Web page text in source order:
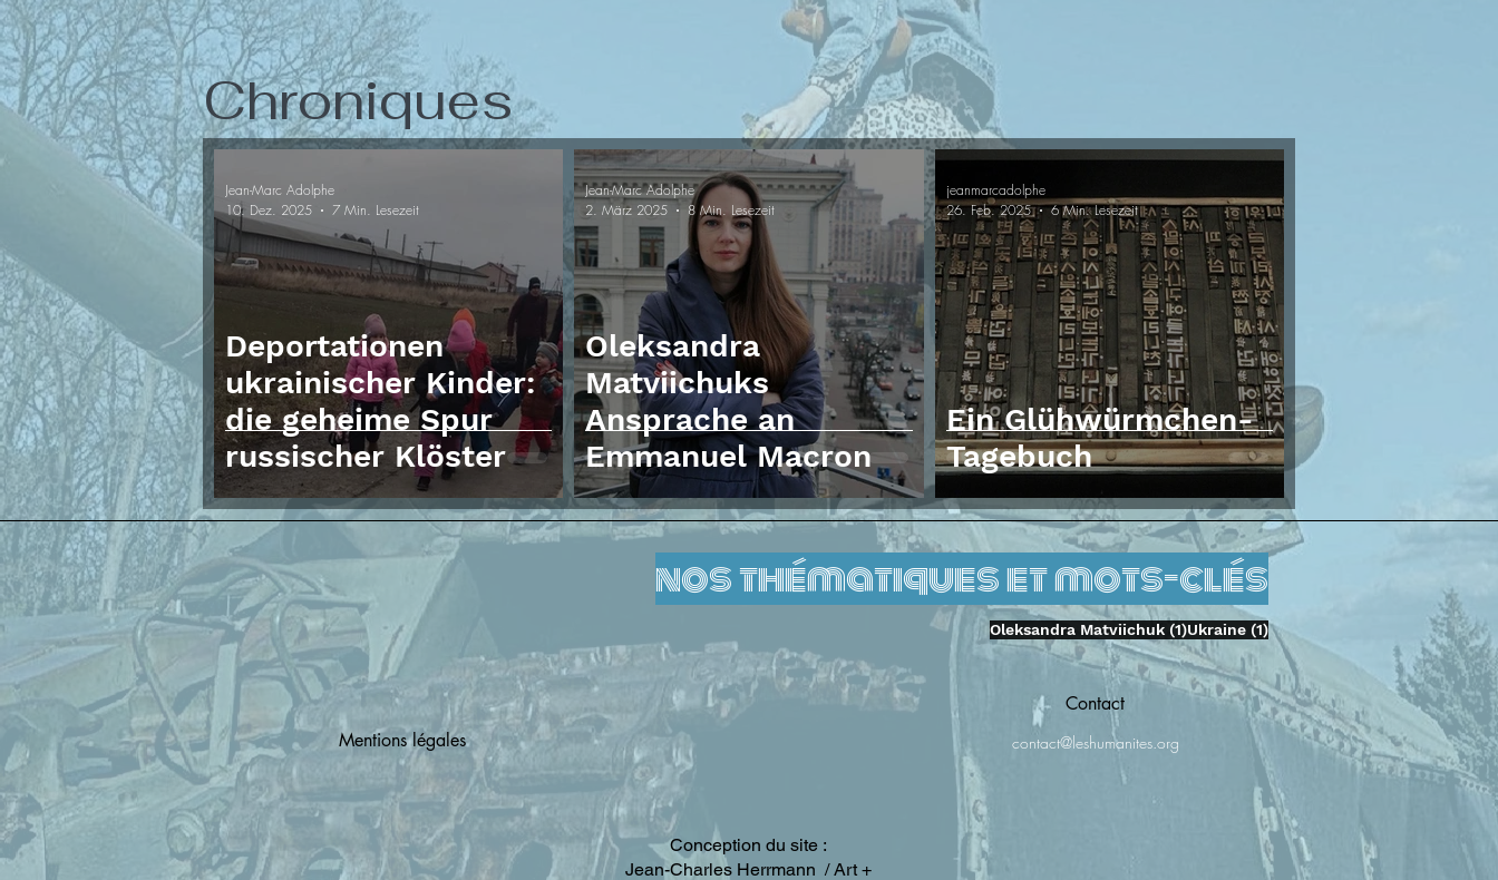
Chroniques
Deportationen
ukrainischer Kinder:
die geheime Spur
russischer Klöster
Jean-Marc Adolphe
10. Dez. 2025
7 Min. Lesezeit
Oleksandra
Matviichuks
Ansprache an
Emmanuel Macron
Jean-Marc Adolphe
2. März 2025
8 Min. Lesezeit
Ein Glühwürmchen-
Tagebuch
jeanmarcadolphe
26. Feb. 2025
6 Min. Lesezeit
nos thématiques et mots-clés
Oleksandra Matviichuk (1)1 Beitrag
Ukraine (1)1 Beitrag
Mentions légales
Contact
contact@leshumanites.org
Conception du site :
Jean-Charles Herrmann / Art +